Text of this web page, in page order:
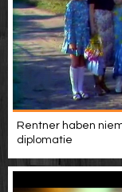
Rentner haben
diplomatie